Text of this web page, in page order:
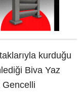
kurduğu
Biva Yaz
Gencelli